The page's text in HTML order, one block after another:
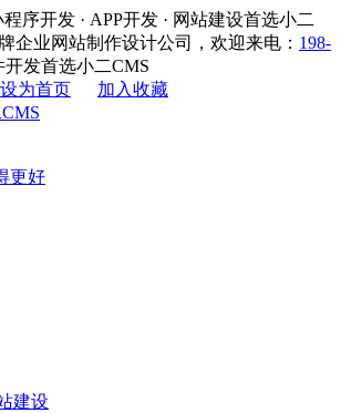
程序开发 · APP开发 · 网站建设首选小二
企业网站制作设计公司，欢迎来电： 198-
开发首选小二CMS
设为首页 加入收藏
更好
建设